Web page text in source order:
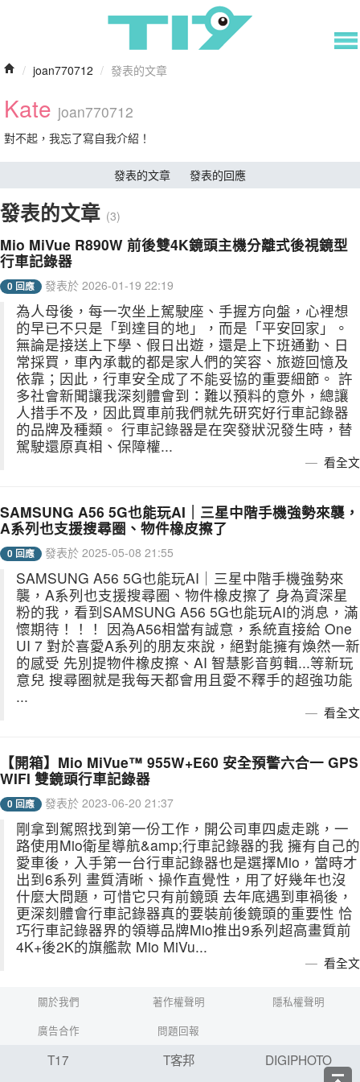
/ joan770712 / 發表的文章
Kate joan770712
對不起，我忘了寫自我介紹！
發表的文章 發表的回應
發表的文章 (3)
Mio MiVue R890W 前後雙4K鏡頭主機分離式後視鏡型
行車記錄器
0 回應 發表於 2026-01-19 22:19
為人母後，每一次坐上駕駛座、手握方向盤，心裡想
的早已不只是「到達目的地」，而是「平安回家」。
無論是接送上下學、假日出遊，還是上下班通勤、日
常採買，車內承載的都是家人們的笑容、旅遊回憶及
依靠；因此，行車安全成了不能妥協的重要細節。 許
多社會新聞讓我深刻體會到：難以預料的意外，總讓
人措手不及，因此買車前我們就先研究好行車記錄器
的品牌及種類。 行車記錄器是在突發狀況發生時，替
駕駛還原真相、保障權...
看全文
SAMSUNG A56 5G也能玩AI｜三星中階手機強勢來襲，
A系列也支援搜尋圈、物件橡皮擦了
0 回應 發表於 2025-05-08 21:55
SAMSUNG A56 5G也能玩AI｜三星中階手機強勢來
襲，A系列也支援搜尋圈、物件橡皮擦了 身為資深星
粉的我，看到SAMSUNG A56 5G也能玩AI的消息，滿
懷期待！！！ 因為A56相當有誠意，系統直接給 One
UI 7 對於喜愛A系列的朋友來說，絕對能擁有煥然一新
的感受 先別提物件橡皮擦、AI 智慧影音剪輯...等新玩
意兒 搜尋圈就是我每天都會用且愛不釋手的超強功能
...
看全文
【開箱】Mio MiVue™ 955W+E60 安全預警六合一 GPS
WIFI 雙鏡頭行車記錄器
0 回應 發表於 2023-06-20 21:37
剛拿到駕照找到第一份工作，開公司車四處走跳，一
路使用Mio衛星導航&amp;行車記錄器的我 擁有自己的
愛車後，入手第一台行車記錄器也是選擇Mio，當時才
出到6系列 畫質清晰、操作直覺性，用了好幾年也沒
什麼大問題，可惜它只有前鏡頭 去年底遇到車禍後，
更深刻體會行車記錄器真的要裝前後鏡頭的重要性 恰
巧行車記錄器界的領導品牌Mio推出9系列超高畫質前
4K+後2K的旗艦款 Mio MiVu...
看全文
關於我們 著作權聲明
隱私權聲明
廣告合作
問題回報
T17 T客邦
DIGIPHOTO